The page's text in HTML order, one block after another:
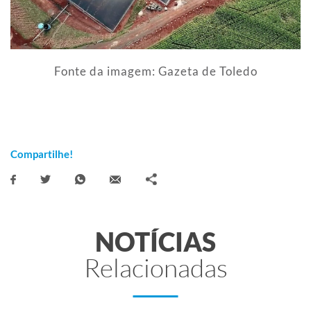
Fonte da imagem: Gazeta de Toledo
Compartilhe!
NOTÍCIAS
Relacionadas